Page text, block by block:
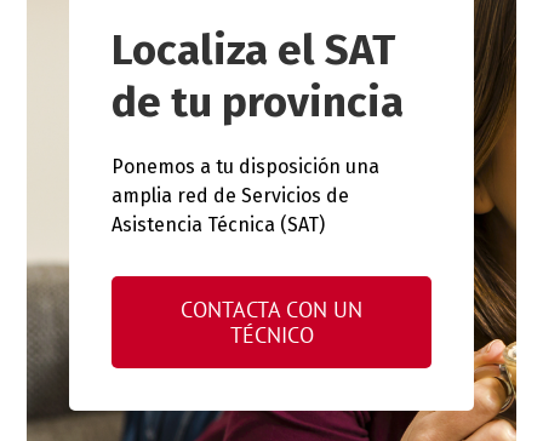
Localiza el SAT
de tu provincia
Ponemos a tu disposición una
amplia red de Servicios de
Asistencia Técnica (SAT)
CONTACTA CON UN
TÉCNICO